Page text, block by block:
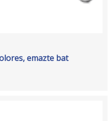
emazte bat